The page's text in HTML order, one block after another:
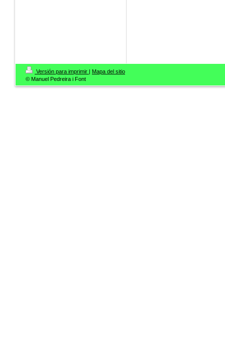
Versión para imprimir | Mapa del sitio
© Manuel Pedreira i Font